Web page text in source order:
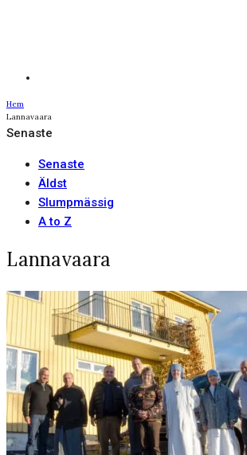
Hem
Lannavaara
Senaste
Senaste
Äldst
Slumpmässig
A to Z
Lannavaara